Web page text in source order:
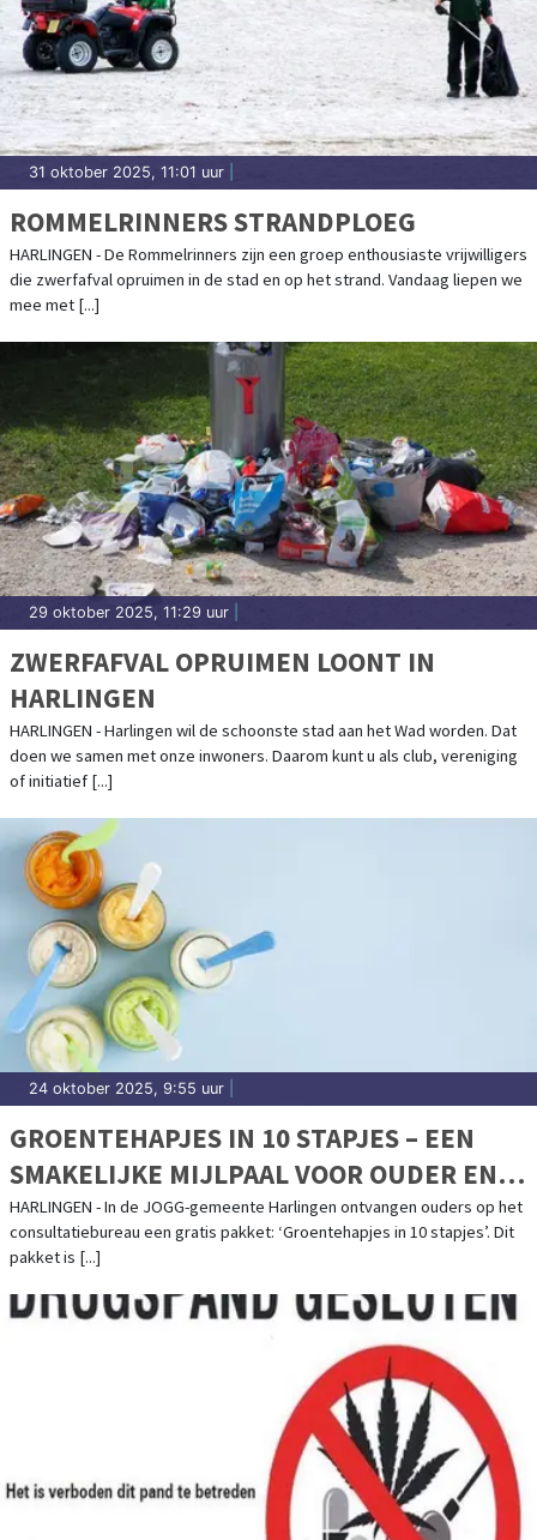
31 oktober 2025, 11:01 uur
ROMMELRINNERS STRANDPLOEG
HARLINGEN - De Rommelrinners zijn een groep enthousiaste vrijwilligers
die zwerfafval opruimen in de stad en op het strand. Vandaag liepen we
mee met [...]
29 oktober 2025, 11:29 uur
ZWERFAFVAL OPRUIMEN LOONT IN
HARLINGEN
HARLINGEN - Harlingen wil de schoonste stad aan het Wad worden. Dat
doen we samen met onze inwoners. Daarom kunt u als club, vereniging
of initiatief [...]
24 oktober 2025, 9:55 uur
GROENTEHAPJES IN 10 STAPJES – EEN
SMAKELIJKE MIJLPAAL VOOR OUDER EN
KIND
HARLINGEN - In de JOGG-gemeente Harlingen ontvangen ouders op het
consultatiebureau een gratis pakket: ‘Groentehapjes in 10 stapjes’. Dit
pakket is [...]